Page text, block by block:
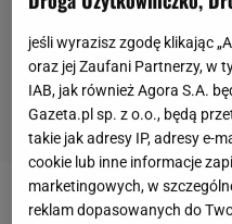
O przenosinach Edena
jeśli wyrazisz zgodę klikając
oraz jej Zaufani Partnerzy, w
IAB, jak również Agora S.A.
Gazeta.pl sp. z o.o., będą
takie jak adresy IP, adresy e-
cookie lub inne informacje
marketingowych, w
reklam dopasowanych do